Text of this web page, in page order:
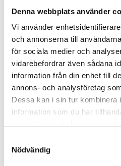
Denna webbplats använder
Vi använder
och annonserna till
för sociala medier och
vidarebefordrar även sådana
information från din enhet till
annons- och analysföretag
Dessa kan i sin tur kombinera
information som du har
Nödvändig
Slangen har pressad anslutning
SMS hylsa/mutter passar på
andra anslutningar kan även
Slangen kan beställas utan
arbetstrycket enligt tabellen
omflätning. Slangen kan även
utförande.
Böjradie=100.0
LÄS